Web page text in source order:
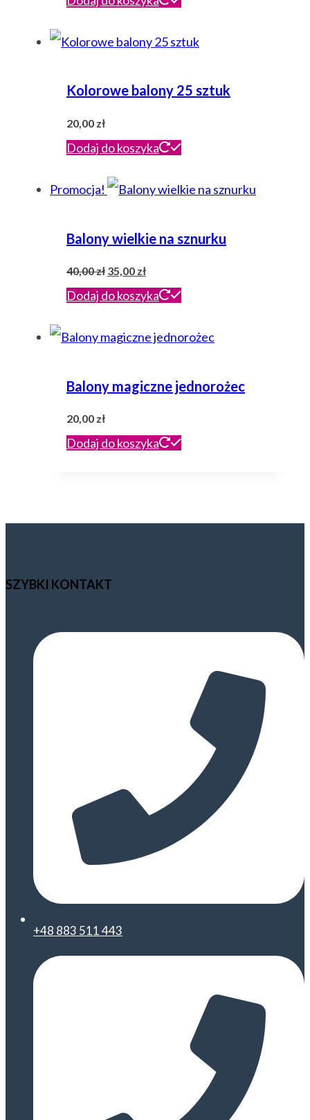
Kolorowe balony 25 sztuk
20,00 zł
Dodaj do koszyka
Promocja!
Balony wielkie na sznurku
40,00zł Pierwotna
cena
40,00 zł.
35,00 złAktualna
cena
35,00 zł.
Dodaj do koszyka
Balony magiczne jednorożec
20,00 zł
Dodaj do koszyka
SZYBKI KONTAKT
+48 883 511 443